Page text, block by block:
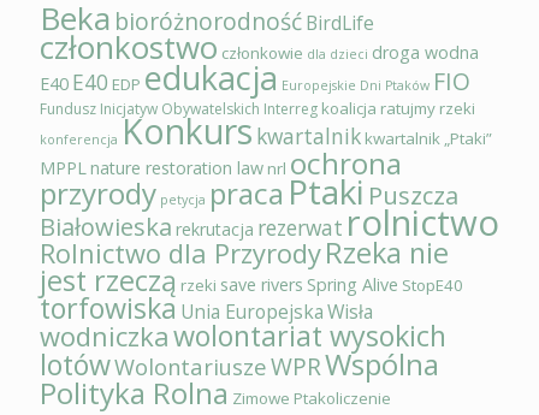
Beka bioróżnorodnośćBirdLife
członkostwo członkowie dla dzieci droga wodna
E40 E40 EDP edukacja Europejskie Dni Ptaków FIO
Fundusz Inicjatyw Obywatelskich Interreg koalicja ratujmy rzeki
konferencja Konkurs kwartalnik kwartalnik „Ptaki”
MPPLnature restoration law nrl ochrona
przyrody petycja praca Ptaki Puszcza
Białowieska rekrutacja rezerwat rolnictwo
Rolnictwo dla PrzyrodyRzeka nie
jest rzeczą rzeki save rivers Spring Alive StopE40
torfowiska Unia EuropejskaWisła
wodniczkawolontariat wysokich
lotówWolontariuszeWPRWspólna
Polityka Rolna Zimowe Ptakoliczenie